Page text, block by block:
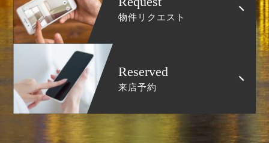
物件リクエスト
Reserved
来店予約